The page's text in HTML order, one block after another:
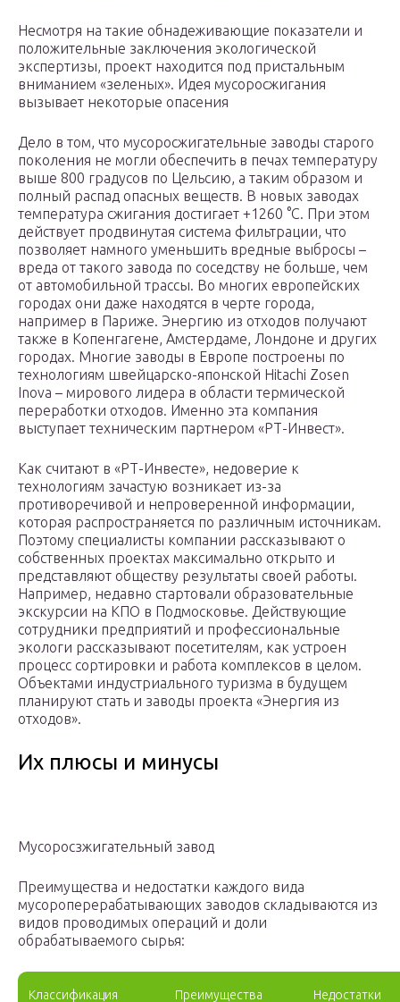
Несмотря на такие обнадеживающие показатели и
положительные заключения экологической
экспертизы, проект находится под пристальным
вниманием «зеленых». Идея мусоросжигания
вызывает некоторые опасения
Дело в том, что мусоросжигательные заводы старого
поколения не могли обеспечить в печах температуру
выше 800 градусов по Цельсию, а таким образом и
полный распад опасных веществ. В новых заводах
температура сжигания достигает +1260 °C. При этом
действует продвинутая система фильтрации, что
позволяет намного уменьшить вредные выбросы –
вреда от такого завода по соседству не больше, чем
от автомобильной трассы. Во многих европейских
городах они даже находятся в черте города,
например в Париже. Энергию из отходов получают
также в Копенгагене, Амстердаме, Лондоне и других
городах. Многие заводы в Европе построены по
технологиям швейцарско-японской Hitachi Zosen
Inova – мирового лидера в области термической
переработки отходов. Именно эта компания
выступает техническим партнером «РТ-Инвест».
Как считают в «РТ-Инвесте», недоверие к
технологиям зачастую возникает из-за
противоречивой и непроверенной информации,
которая распространяется по различным источникам.
Поэтому специалисты компании рассказывают о
собственных проектах максимально открыто и
представляют обществу результаты своей работы.
Например, недавно стартовали образовательные
экскурсии на КПО в Подмосковье. Действующие
сотрудники предприятий и профессиональные
экологи рассказывают посетителям, как устроен
процесс сортировки и работа комплексов в целом.
Объектами индустриального туризма в будущем
планируют стать и заводы проекта «Энергия из
отходов».
Их плюсы и минусы
Мусоросзжигательный завод
Преимущества и недостатки каждого вида
мусороперерабатывающих заводов складываются из
видов проводимых операций и доли
обрабатываемого сырья:
Классификация Преимущества Недостатки